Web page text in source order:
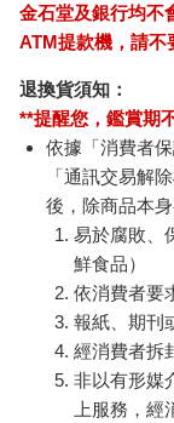
金石堂及銀行均不
ATM提款機，請不
退換貨須知：
**提醒您，鑑賞期
依據「消費者
「通訊交易解
後，除商品本
易於腐敗、
鮮食品）
依消費者要
報紙、期刊
經消費者拆
非以有形媒
上服務，